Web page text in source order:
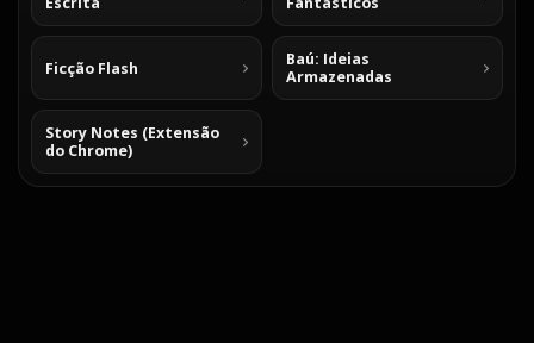
Ficção Flash
Baú: Ideias
Armazenadas
Story Notes (Extensão
do Chrome)